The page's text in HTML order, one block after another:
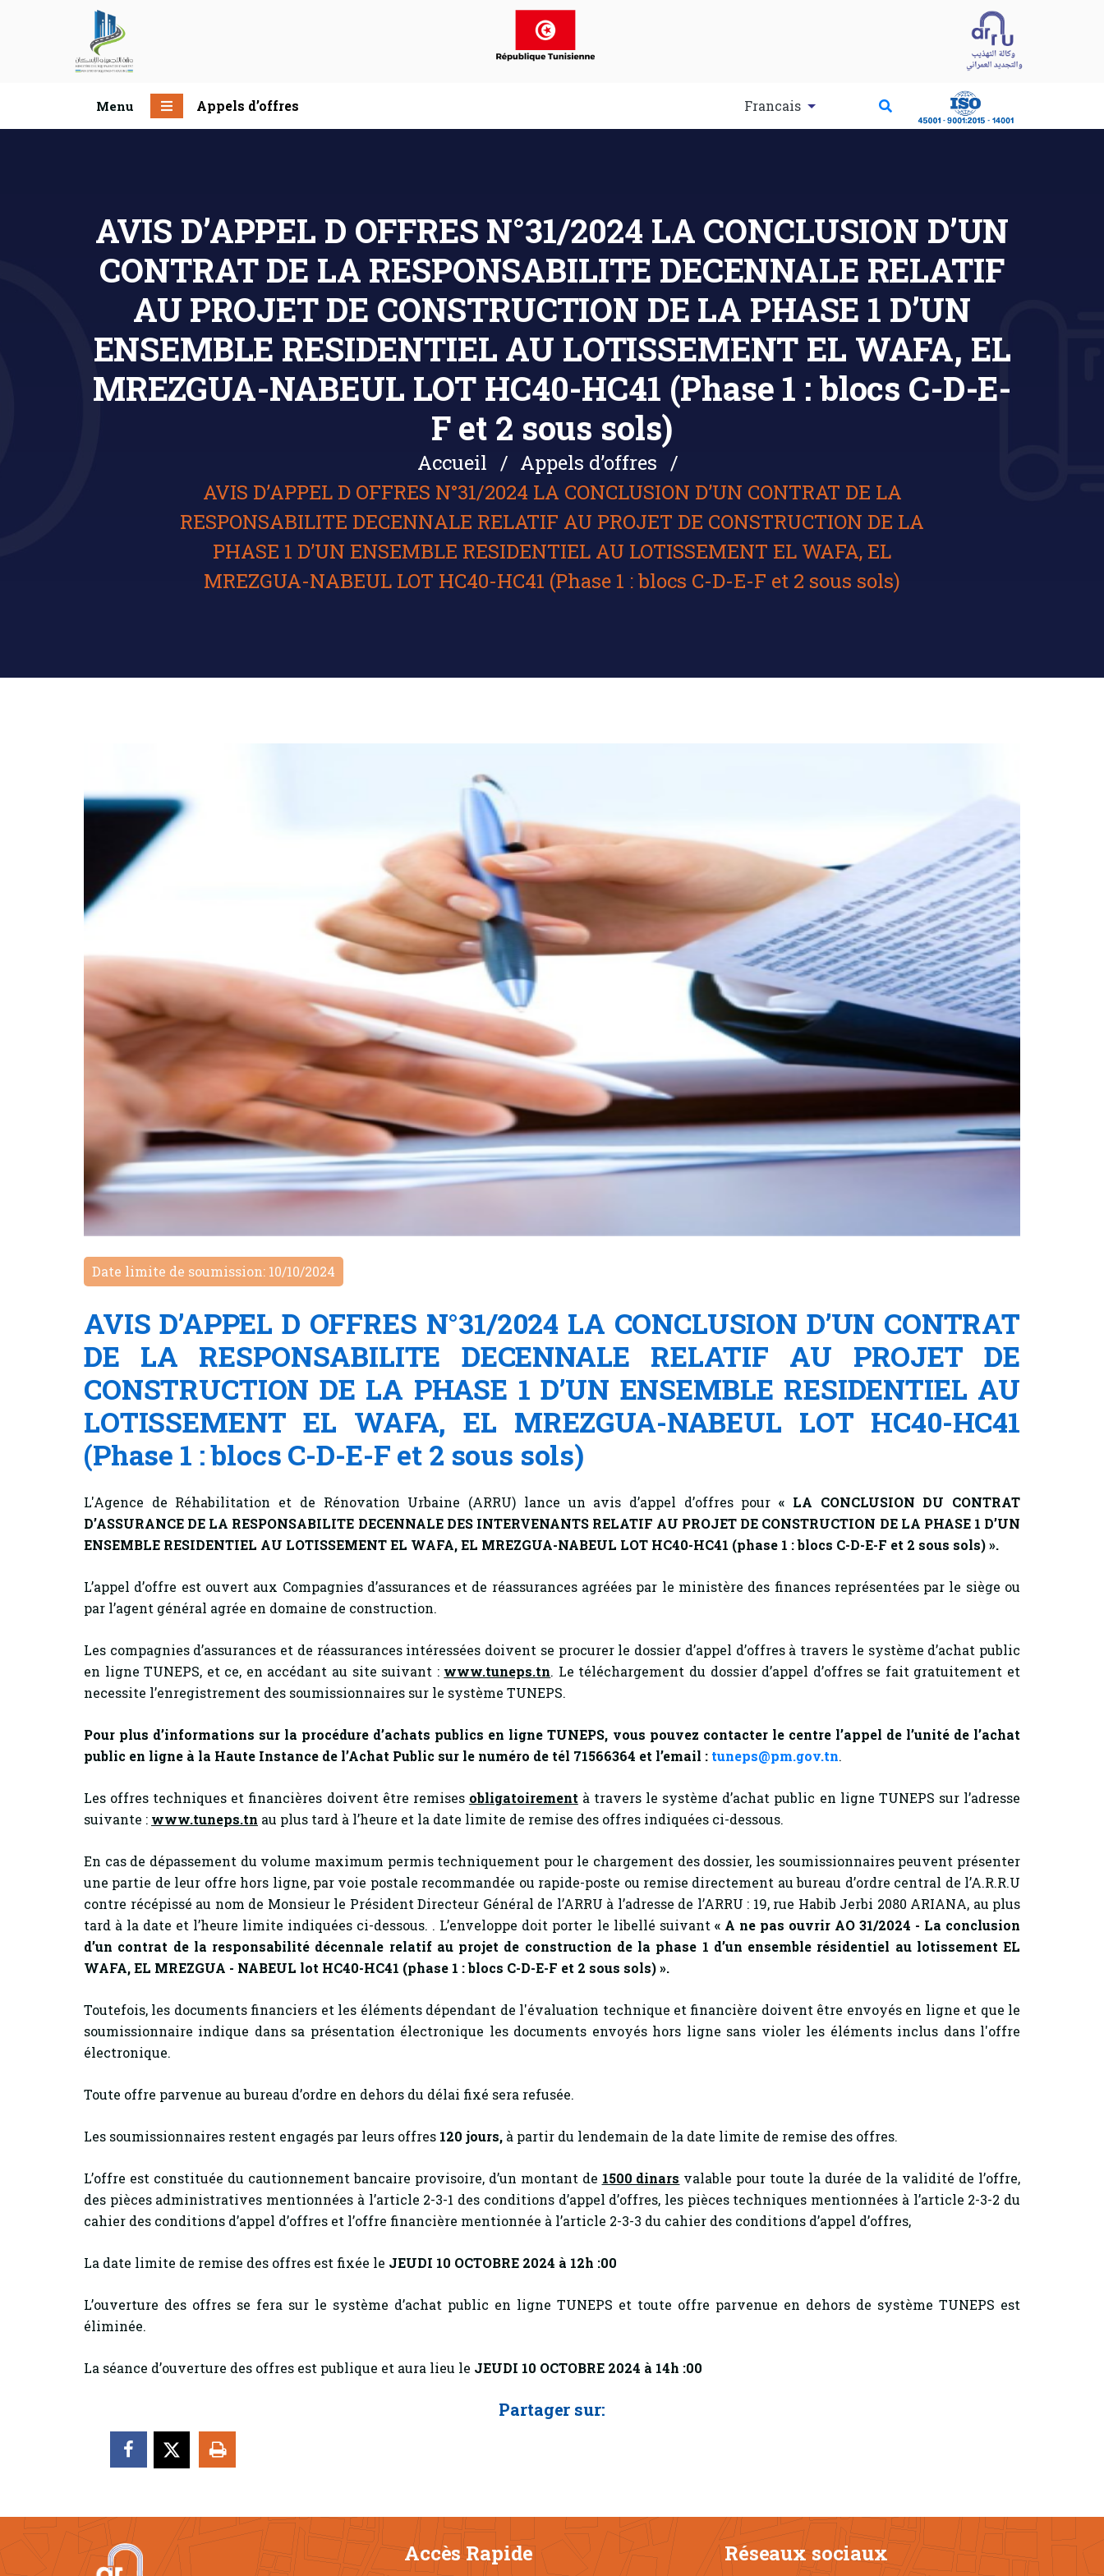
Menu Appels d’offres Francais
AVIS D’APPEL D OFFRES N°31/2024 LA CONCLUSION D’UN
CONTRAT DE LA RESPONSABILITE DECENNALE RELATIF
AU PROJET DE CONSTRUCTION DE LA PHASE 1 D’UN
ENSEMBLE RESIDENTIEL AU LOTISSEMENT EL WAFA, EL
MREZGUA-NABEUL LOT HC40-HC41 (Phase 1 : blocs C-D-E-
F et 2 sous sols)
Accueil
Appels d’offres
AVIS D’APPEL D OFFRES N°31/2024 LA CONCLUSION D’UN CONTRAT DE LA
RESPONSABILITE DECENNALE RELATIF AU PROJET DE CONSTRUCTION DE LA
PHASE 1 D’UN ENSEMBLE RESIDENTIEL AU LOTISSEMENT EL WAFA, EL
MREZGUA-NABEUL LOT HC40-HC41 (Phase 1 : blocs C-D-E-F et 2 sous sols)
Date limite de soumission: 10/10/2024
AVIS D’APPEL D OFFRES N°31/2024 LA CONCLUSION D’UN CONTRAT
DE LA RESPONSABILITE DECENNALE RELATIF AU PROJET DE
CONSTRUCTION DE LA PHASE 1 D’UN ENSEMBLE RESIDENTIEL AU
LOTISSEMENT EL WAFA, EL MREZGUA-NABEUL LOT HC40-HC41
(Phase 1 : blocs C-D-E-F et 2 sous sols)
L'Agence de Réhabilitation et de Rénovation Urbaine (ARRU) lance un avis d’appel d’offres pour« LA CONCLUSION DU CONTRAT
D’ASSURANCE DE LA RESPONSABILITE DECENNALE DES INTERVENANTSRELATIF AU PROJET DE CONSTRUCTION DE LA PHASE 1 D’UN
ENSEMBLE RESIDENTIEL AU LOTISSEMENT EL WAFA, EL MREZGUA-NABEUL LOT HC40-HC41 (phase 1 : blocs C-D-E-F et 2 sous sols) ».
L’appel d’offre est ouvert aux Compagnies d’assurances et de réassurances agréées par le ministère des finances représentées par le siège ou
par l’agent général agrée en domaine de construction.
Les compagnies d’assurances et de réassurances intéressées doivent se procurer le dossier d’appel d’offres à travers le système d’achat public
en ligne TUNEPS, et ce, en accédant au site suivant : www.tuneps.tn. Le téléchargement du dossier d’appel d’offres se fait gratuitement et
necessite l’enregistrement des soumissionnaires sur le système TUNEPS.
Pour plus d’informations sur la procédure d’achats publics en ligne TUNEPS, vous pouvez contacter le centre l’appel de l’unité de l’achat
public en ligne à la Haute Instance de l’Achat Public sur le numéro de tél 71566364 et l’email : tuneps@pm.gov.tn.
Les offres techniques et financières doivent être remises obligatoirement à travers le système d’achat public en ligne TUNEPS sur l’adresse
suivante : www.tuneps.tn au plus tard à l’heure et la date limite de remise des offres indiquées ci-dessous.
En cas de dépassement du volume maximum permis techniquement pour le chargement des dossier, les soumissionnaires peuvent présenter
une partie de leur offre hors ligne, par voie postale recommandée ou rapide-poste ou remise directement au bureau d’ordre central de l’A.R.R.U
contre récépissé au nom de Monsieur le Président Directeur Général de l’ARRU à l’adresse de l’ARRU : 19, rue Habib Jerbi 2080 ARIANA, au plus
tard à la date et l’heure limite indiquées ci-dessous. . L’enveloppe doit porter le libellé suivant « A ne pas ouvrir AO 31/2024 - La conclusion
d’un contrat de la responsabilité décennale relatif au projet de construction de la phase 1 d’un ensemble résidentiel au lotissement EL
WAFA, EL MREZGUA - NABEUL lot HC40-HC41 (phase 1 : blocs C-D-E-F et 2 sous sols) ».
Toutefois, les documents financiers et les éléments dépendant de l'évaluation technique et financière doivent être envoyés en ligne et que le
soumissionnaire indique dans sa présentation électronique les documents envoyés hors ligne sans violer les éléments inclus dans l'offre
électronique.
Toute offre parvenue au bureau d’ordre en dehors du délai fixé sera refusée.
Les soumissionnaires restent engagés par leurs offres 120 jours, à partir du lendemain de la date limite de remise des offres.
L’offre est constituée du cautionnement bancaire provisoire, d’un montant de 1500 dinars valable pour toute la durée de la validité de l’offre,
des pièces administratives mentionnées à l’article 2-3-1 des conditions d’appel d’offres, les pièces techniques mentionnées à l’article 2-3-2 du
cahier des conditions d’appel d’offres et l’offre financière mentionnée à l’article 2-3-3 du cahier des conditions d’appel d’offres,
La date limite de remise des offres est fixée le JEUDI 10 OCTOBRE 2024 à 12h :00
L’ouverture des offres se fera sur le système d’achat public en ligne TUNEPS et toute offre parvenue en dehors de système TUNEPS est
éliminée.
La séance d’ouverture des offres est publique et aura lieu le JEUDI 10 OCTOBRE 2024 à 14h :00
Partager sur:
Accès Rapide Réseaux sociaux